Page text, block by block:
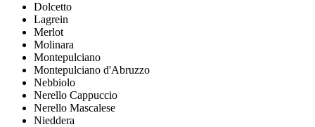
Dolcetto
Lagrein
Merlot
Molinara
Montepulciano
Montepulciano d'Abruzzo
Nebbiolo
Nerello Cappuccio
Nerello Mascalese
Nieddera